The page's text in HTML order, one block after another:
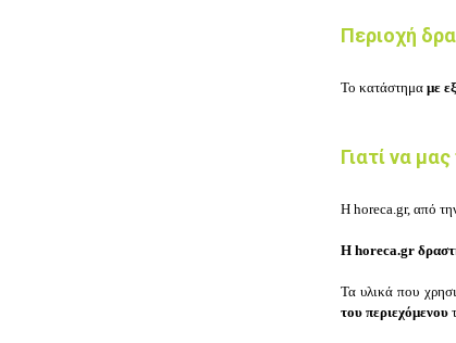
Περιοχή
Το κατάστημα με
Γιατί να
Η horeca.gr, από
Η horeca.gr
Τα υλικά που
του περιεχόμενου